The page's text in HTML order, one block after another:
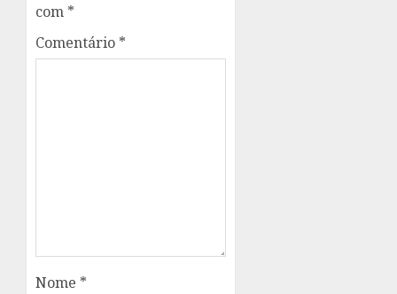
com *
Comentário *
Nome *